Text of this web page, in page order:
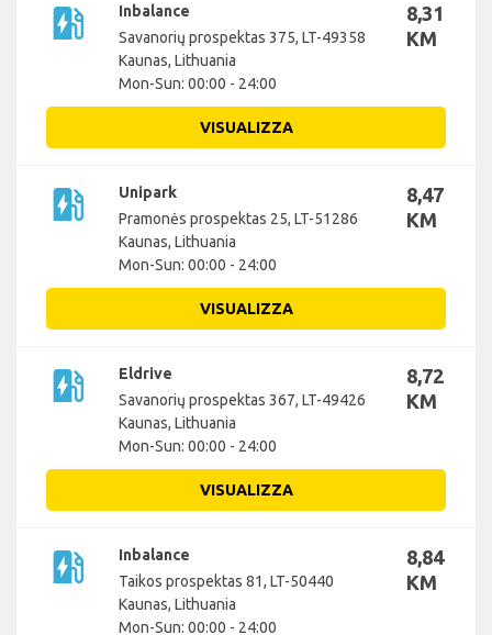
ev_station
Inbalance
Savanorių prospektas 375, LT-49358
Kaunas, Lithuania
Mon-Sun: 00:00 - 24:00
8,31
KM
VISUALIZZA
ev_station
Unipark
Pramonės prospektas 25, LT-51286
Kaunas, Lithuania
Mon-Sun: 00:00 - 24:00
8,47
KM
VISUALIZZA
ev_station
Eldrive
Savanorių prospektas 367, LT-49426
Kaunas, Lithuania
Mon-Sun: 00:00 - 24:00
8,72
KM
VISUALIZZA
ev_station
Inbalance
Taikos prospektas 81, LT-50440
Kaunas, Lithuania
Mon-Sun: 00:00 - 24:00
8,84
KM